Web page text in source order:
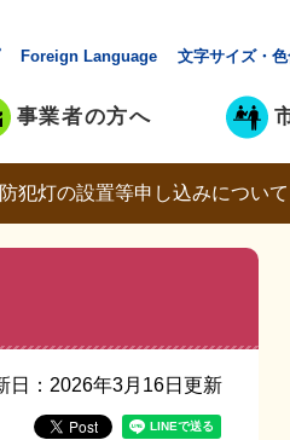
Foreign Language 文字サイズ・
事業者の方へ
防犯灯の設置等申し込みについて
日：2026年3月16日更新